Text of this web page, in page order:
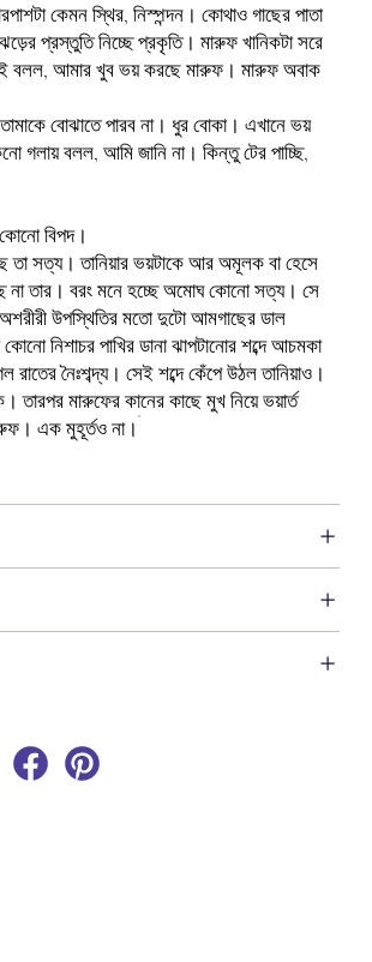
কেমন স্থির, নিস্পন্দন। কোথাও গাছের পাতা
প্রস্তুতি নিচ্ছে প্রকৃতি। মারুফ খানিকটা সরে
বলল, আমার খুব ভয় করছে মারুফ। মারুফ অবাক
বোঝাতে পারব না। ধুর বোকা। এখানে ভয়
গলায় বলল, আমি জানি না। কিন্তু টের পাচ্ছি,
বিপদ।
তা সত্য। তানিয়ার ভয়টাকে আর অমূলক বা হেসে
না তার। বরং মনে হচ্ছে অমোঘ কোনো সত্য। সে
অশরীরী উপস্থিতির মতো দুটো আমগাছের ডাল
নিশাচর পাখির ডানা ঝাপটানোর শব্দে আচমকা
নৈঃশব্দ্য। সেই শব্দে কেঁপে উঠল তানিয়াও।
মারুফের কানের কাছে মুখ নিয়ে ভয়ার্ত
এক মুহূর্তও না।